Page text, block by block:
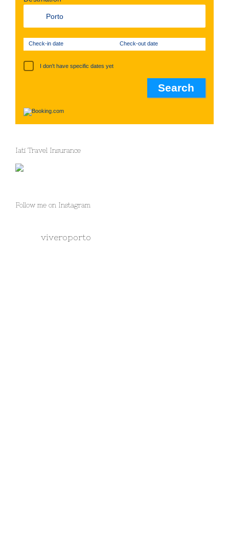
Check-in date Check-out date
I don't have specific dates yet
Iati Travel Insurance
Follow me on Instagram
viveroporto